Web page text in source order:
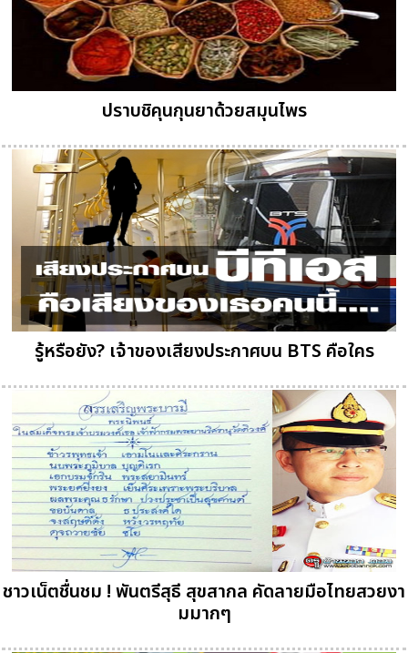
ปราบชิคุนกุนยาด้วยสมุนไพร
รู้หรือยัง? เจ้าของเสียงประกาศบน BTS คือใคร
ชาวเน็ตชื่นชม ! พันตรีสุธี สุขสากล คัดลายมือไทยสวยงา
มมากๆ